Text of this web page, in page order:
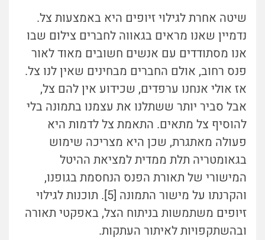
שיטה אחרת לגילוי זיופים היא באמצעות צל.
נדמיין שאנו מראים בגאווה לחברים צילום שבו
אנו מסתודדים עם אנשים חשובים מאוד לאור
פנס רחוב, אולם החברים מבחינים שאין לנו צל.
אז אולי אנחנו ערפדים, שכידוע אין להם צל,
אבל סביר יותר ששתלנו את עצמנו בתמונה בלי
להוסיף צל מתאים. התאמת צל לדמות היא
פעולה מאתגרת, שכן היא מצריכה שימוש
בגאומטריה תלת ממדית למציאת ההיטל
המישורי של תאורת הפנס הנחסמת בגופנו,
והקרנתו על מישור התמונה [5]. תוכנות לגילוי
זיופים משתמשות בניתוח הצל, באפקטי תאורה
ובהשתקפויות לאיתור העתקות.